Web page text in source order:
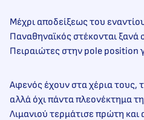
Μέχρι αποδείξεως του
Παναθηναϊκός στέκονται ξανά
Πειραιώτες στην pole position
Αφενός έχουν στα χέρια τους,
αλλά όχι πάντα πλεονέκτημα
Λιμανιού τερμάτισε πρώτη και